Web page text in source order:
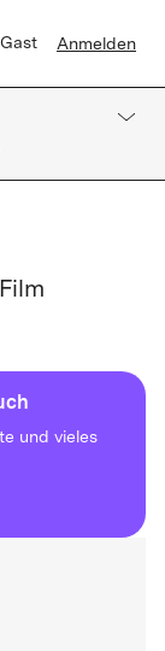
Anmelden
und vieles